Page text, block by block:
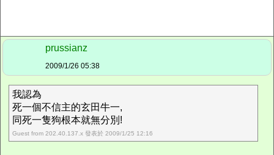
prussianz
2009/1/26 05:38
我認為
死一個不信主的玄田牛一,
同死一隻狗根本就無分別!
Guest from 202.40.137.x 發表於 2009/1/25 12:16